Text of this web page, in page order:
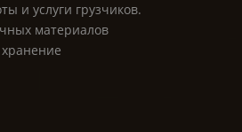
и услуги грузчиков.
материалов